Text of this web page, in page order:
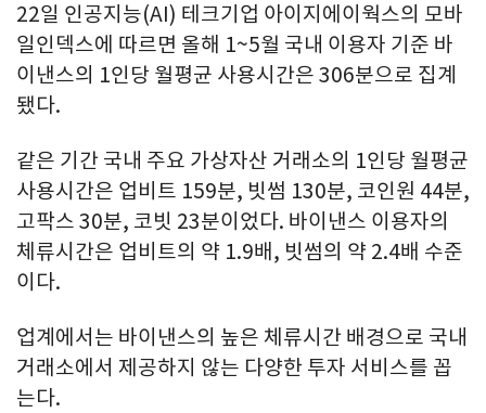
22일 인공지능(AI) 테크기업 아이지에이웍스의 모바
일인덱스에 따르면 올해 1~5월 국내 이용자 기준 바
이낸스의 1인당 월평균 사용시간은 306분으로 집계
됐다.
같은 기간 국내 주요 가상자산 거래소의 1인당 월평균
사용시간은 업비트 159분, 빗썸 130분, 코인원 44분,
고팍스 30분, 코빗 23분이었다. 바이낸스 이용자의
체류시간은 업비트의 약 1.9배, 빗썸의 약 2.4배 수준
이다.
업계에서는 바이낸스의 높은 체류시간 배경으로 국내
거래소에서 제공하지 않는 다양한 투자 서비스를 꼽
는다.